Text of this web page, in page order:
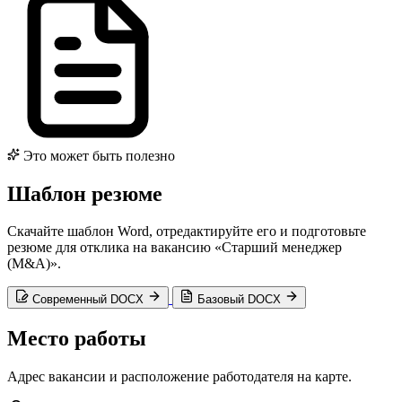
Это может быть полезно
Шаблон резюме
Скачайте шаблон Word, отредактируйте его и подготовьте
резюме для отклика на вакансию «Старший менеджер
(M&A)».
Современный DOCX Базовый DOCX
Место работы
Адрес вакансии и расположение работодателя на карте.